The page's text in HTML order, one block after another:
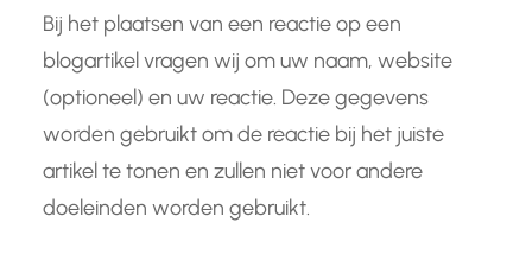
Bij het plaatsen van een reactie op een
blogartikel vragen wij om uw naam, website
(optioneel) en uw reactie. Deze gegevens
worden gebruikt om de reactie bij het juiste
artikel te tonen en zullen niet voor andere
doeleinden worden gebruikt.